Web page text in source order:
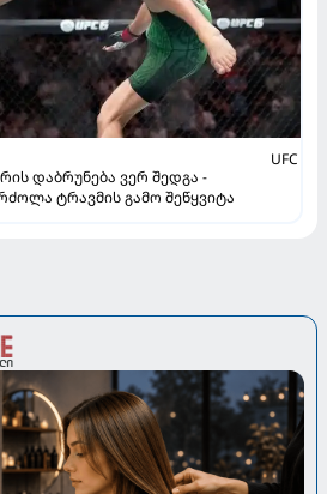
UFC
დაბრუნება ვერ შედგა -
ტრავმის გამო შეწყვიტა